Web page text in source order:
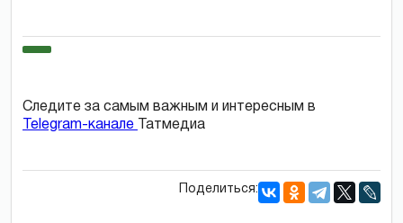
Следите за самым важным и интересным в
Telegram-канале
Татмедиа
Поделиться: